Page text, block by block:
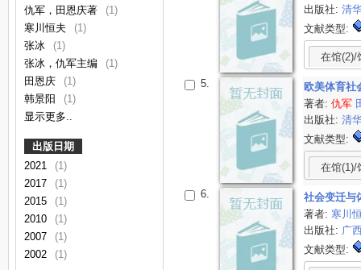
仇军，田恩庆著
(1)
寒川恒夫
(1)
张冰
(1)
张冰，仇军主编
(1)
田恩庆
(1)
韩景阳
(1)
显示更多..
出版日期
2021
(1)
2017
(1)
2015
(1)
2010
(1)
2007
(1)
2002
(1)
出版社:清
文献类型:
在馆(2)/
5.
欧美体育
著者:仇军
出版社:清
文献类型:
在馆(1)/
6.
社会变迁与
著者: 寒川
出版社: 广
文献类型: